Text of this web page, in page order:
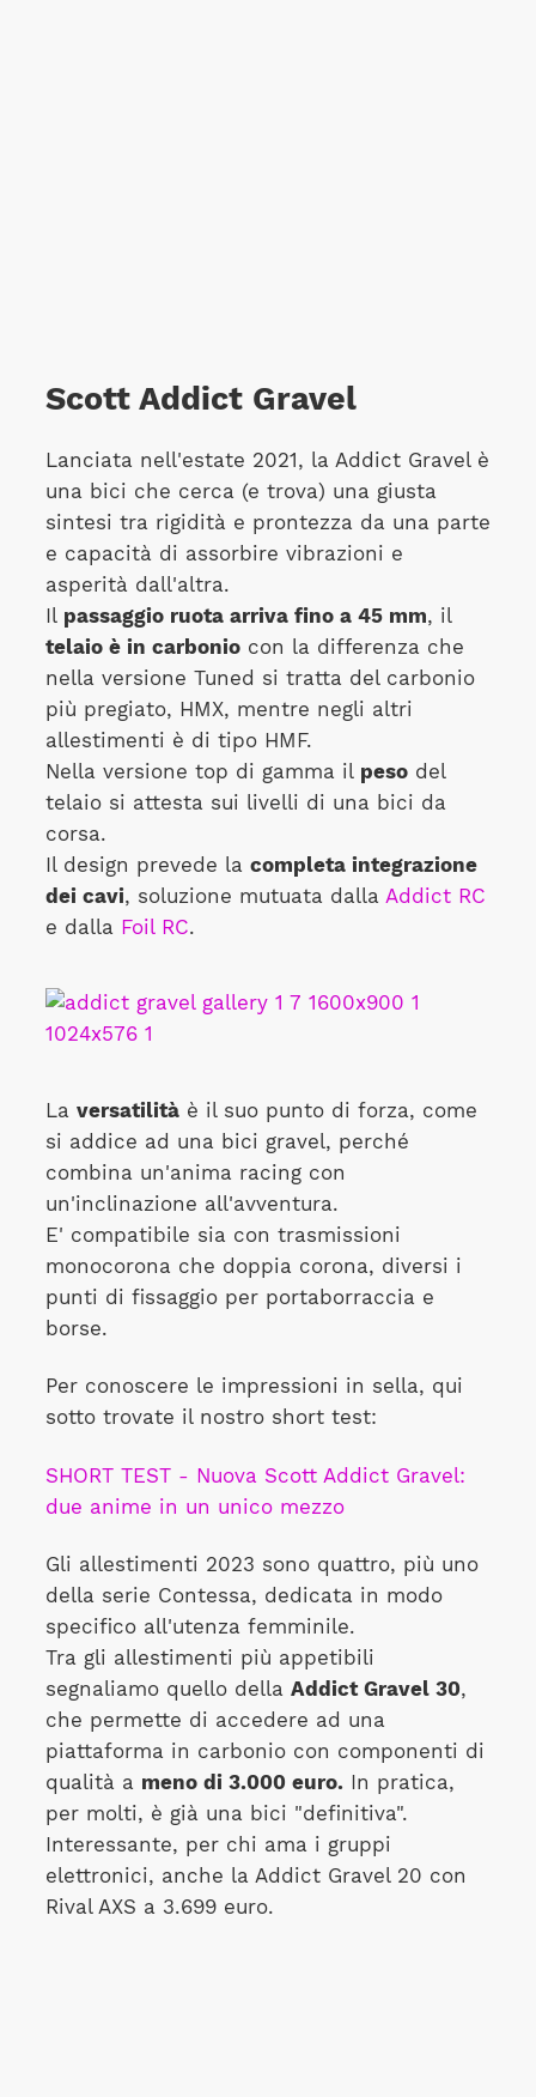
Scott Addict Gravel
Lanciata nell'estate 2021, la Addict Gravel è
una bici che cerca (e trova) una giusta
sintesi tra rigidità e prontezza da una parte
e capacità di assorbire vibrazioni e
asperità dall'altra.
Il passaggio ruota arriva fino a 45 mm, il
telaio è in carboniocon la differenza che
nella versione Tuned si tratta del carbonio
più pregiato, HMX, mentre negli altri
allestimenti è di tipo HMF.
Nella versione top di gamma il pesodel
telaio si attesta sui livelli di una bici da
corsa.
Il design prevede la completa integrazione
dei cavi, soluzione mutuata dalla Addict RC
e dalla Foil RC.
La versatilitàè il suo punto di forza, come
si addice ad una bici gravel, perché
combina un'anima racing con
un'inclinazione all'avventura.
E' compatibile sia con trasmissioni
monocorona che doppia corona, diversi i
punti di fissaggio per portaborraccia e
borse.
Per conoscere le impressioni in sella, qui
sotto trovate il nostro short test:
SHORT TEST - Nuova Scott Addict Gravel:
due anime in un unico mezzo
Gli allestimenti 2023 sono quattro, più uno
della serie Contessa, dedicata in modo
specifico all'utenza femminile.
Tra gli allestimenti più appetibili
segnaliamo quello della Addict Gravel 30,
che permette di accedere ad una
piattaforma in carbonio con componenti di
qualità a meno di 3.000 euro.In pratica,
per molti, è già una bici "definitiva".
Interessante, per chi ama i gruppi
elettronici, anche la Addict Gravel 20 con
Rival AXS a 3.699 euro.